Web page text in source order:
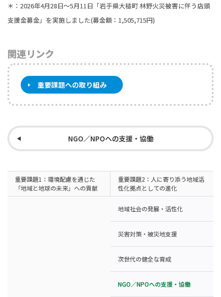
＊：2026年4月28日～5月11日「岩手県大槌町 林野火災被害に伴う店頭
支援金募金」を実施しました(募金額：1,505,715円)
関連リンク
重要課題への取り組み
NGO／NPOへの支援・協働
重要課題1：環境配慮を通じた
「地域と地球の未来」への貢献
重要課題2：人に寄り添う地域活
性化拠点としての進化
地域社会の発展・活性化
災害対策・被災地支援
次世代の健全な育成
NGO／NPOへの支援・協働